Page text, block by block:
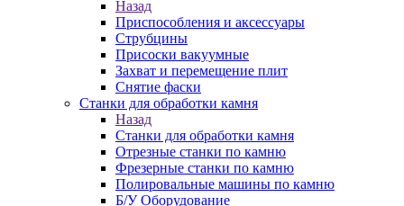
Назад
Приспособления и аксессуары
Струбцины
Присоски вакуумные
Захват и перемещение плит
Снятие фаски
Станки для обработки камня
Назад
Станки для обработки камня
Отрезные станки по камню
Фрезерные станки по камню
Полировальные машины по камню
Б/У Оборудование